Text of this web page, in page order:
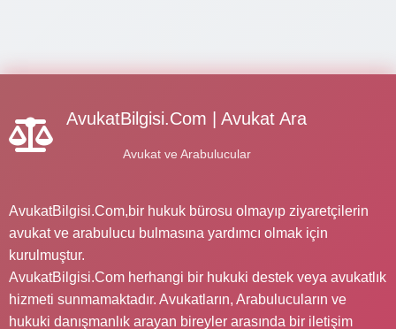
AvukatBilgisi.Com | Avukat Ara
Avukat ve Arabulucular
AvukatBilgisi.Com,bir hukuk bürosu olmayıp ziyaretçilerin
avukat ve arabulucu bulmasına yardımcı olmak için
kurulmuştur.
AvukatBilgisi.Com herhangi bir hukuki destek veya avukatlık
hizmeti sunmamaktadır. Avukatların, Arabulucuların ve
hukuki danışmanlık arayan bireyler arasında bir iletişim